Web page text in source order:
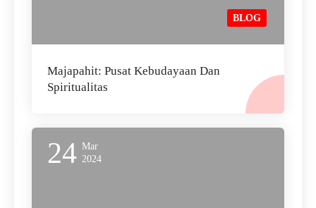
BLOG
Majapahit: Pusat Kebudayaan Dan
Spiritualitas
24 Mar
2024